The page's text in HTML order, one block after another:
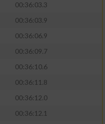
00:36:03.3
00:36:03.9
00:36:06.9
00:36:09.7
00:36:10.6
00:36:11.8
00:36:12.0
00:36:12.1